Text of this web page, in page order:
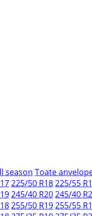
season Toate
225/50 R18225/55
245/40 R20245/40
255/50 R19255/55